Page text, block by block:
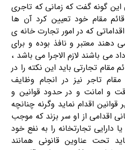
گونه گفت که زمانی که تاجری
قائم مقام خود تعیین کرد آن ها
که در امور تجارت خانه ی
دهند معتبر و نافذ بوده و برای
می باشند لازم الاجرا می باشد ،
مقام تجارتی باید این نکته را در
تاجر نیز در انجام وظایف
و امانت و در حدود قوانین و
اقدام نماید وگرنه چنانچه
اقدامی از او سر بزند که موجب
دارایی تجارتخانه را به نفع خود
تحت عناوین قانونی همانند